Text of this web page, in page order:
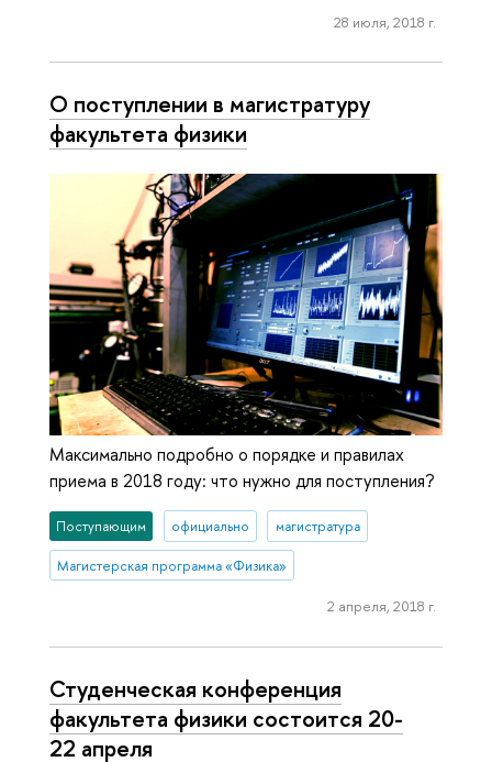
28 июля, 2018 г.
О поступлении в магистратуру
факультета физики
Максимально подробно о порядке и правилах
приема в 2018 году: что нужно для поступления?
Поступающим официально магистратура
Магистерская программа «Физика»
2 апреля, 2018 г.
Студенческая конференция
факультета физики состоится 20-
22 апреля